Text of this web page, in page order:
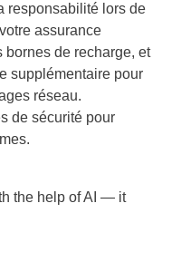
responsabilité lors de
assurance
bornes de recharge, et
supplémentaire pour
réseau.
de sécurité pour
the help of AI — it